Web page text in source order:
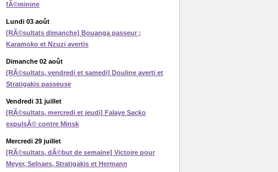
fÃ©minine
Lundi 03 août
[RÃ©sultats dimanche] Bouanga passeur ;
Karamoko et Nzuzi avertis
Dimanche 02 août
[RÃ©sultats, vendredi et samedi] Douline averti et
Stratigakis passeuse
Vendredi 31 juillet
[RÃ©sultats, mercredi et jeudi] Falaye Sacko
expulsÃ© contre Minsk
Mercredi 29 juillet
[RÃ©sultats, dÃ©but de semaine] Victoire pour
Meyer, Selnaes, Stratigakis et Hermann